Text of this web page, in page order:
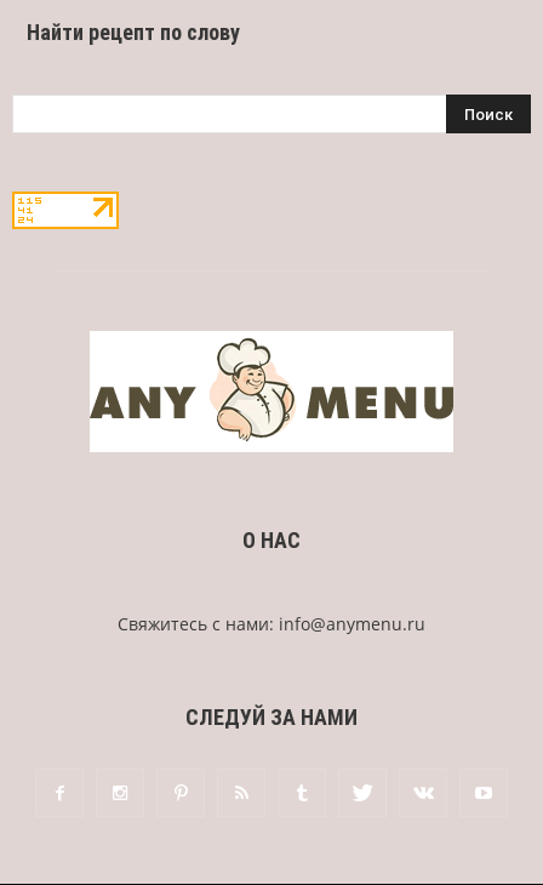
Найти рецепт по слову
О НАС
Свяжитесь с нами: info@anymenu.ru
СЛЕДУЙ ЗА НАМИ